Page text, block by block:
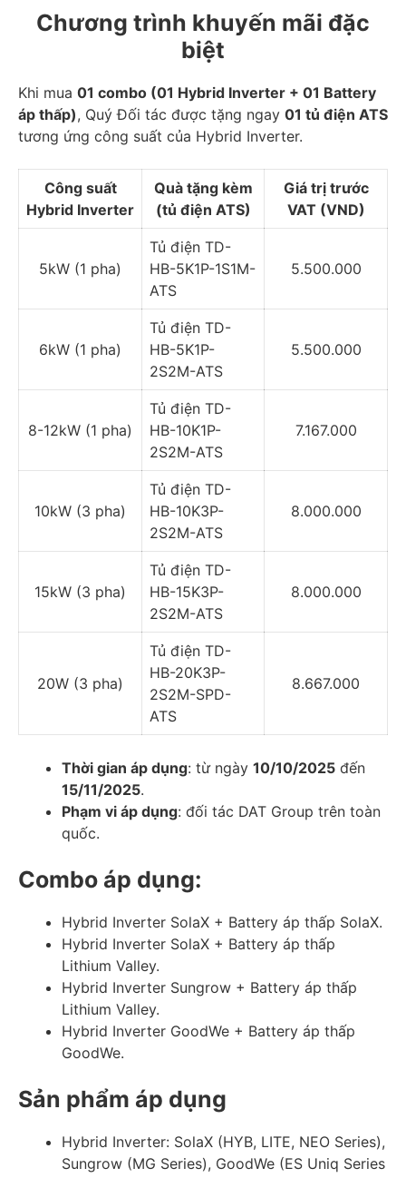
Chương trình khuyến mãi đặc
biệt
Khi mua 01 combo (01 Hybrid Inverter + 01 Battery
áp thấp), Quý Đối tác được tặng ngay 01 tủ điện ATS
tương ứng công suất của Hybrid Inverter.
Công suất
Hybrid Inverter
Quà tặng kèm
(tủ điện ATS)
Giá trị trước
VAT (VND)
5kW (1 pha)
Tủ điện TD-
HB-5K1P-1S1M-
ATS
5.500.000
6kW (1 pha)
Tủ điện TD-
HB-5K1P-
2S2M-ATS
5.500.000
8-12kW (1 pha)
Tủ điện TD-
HB-10K1P-
2S2M-ATS
7.167.000
10kW (3 pha)
Tủ điện TD-
HB-10K3P-
2S2M-ATS
8.000.000
15kW (3 pha)
Tủ điện TD-
HB-15K3P-
2S2M-ATS
8.000.000
20W (3 pha)
Tủ điện TD-
HB-20K3P-
2S2M-SPD-
ATS
8.667.000
Thời gian áp dụng: từ ngày 10/10/2025 đến
15/11/2025.
Phạm vi áp dụng: đối tác DAT Group trên toàn
quốc.
Combo áp dụng:
Hybrid Inverter SolaX + Battery áp thấp SolaX.
Hybrid Inverter SolaX + Battery áp thấp
Lithium Valley.
Hybrid Inverter Sungrow + Battery áp thấp
Lithium Valley.
Hybrid Inverter GoodWe + Battery áp thấp
GoodWe.
Sản phẩm áp dụng
Hybrid Inverter: SolaX (HYB, LITE, NEO Series),
Sungrow (MG Series), GoodWe (ES Uniq Series